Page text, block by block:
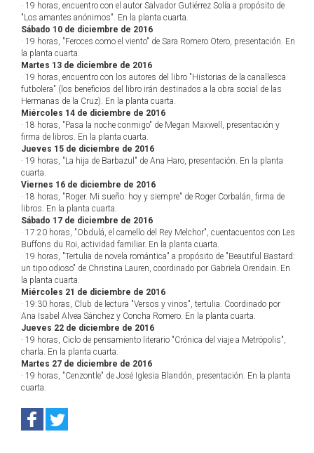
· 19 horas, encuentro con el autor Salvador Gutiérrez Solía a propósito de
"Los amantes anónimos". En la planta cuarta.
Sábado 10 de diciembre de 2016
· 19 horas, "Feroces como el viento" de Sara Romero Otero, presentación. En
la planta cuarta.
Martes 13 de diciembre de 2016
· 19 horas, encuentro con los autores del libro "Historias de la canallesca
futbolera" (los beneficios del libro irán destinados a la obra social de las
Hermanas de la Cruz). En la planta cuarta.
Miércoles 14 de diciembre de 2016
· 18 horas, "Pasa la noche conmigo" de Megan Maxwell, presentación y
firma de libros. En la planta cuarta.
Jueves 15 de diciembre de 2016
· 19 horas, "La hija de Barbazul" de Ana Haro, presentación. En la planta
cuarta.
Viernes 16 de diciembre de 2016
· 18 horas, "Roger. Mi sueño: hoy y siempre" de Roger Corbalán, firma de
libros. En la planta cuarta.
Sábado 17 de diciembre de 2016
· 17:20 horas, "Obdulá, el camello del Rey Melchor", cuentacuentos con Les
Buffons du Roi, actividad familiar. En la planta cuarta.
· 19 horas, "Tertulia de novela romántica" a propósito de "Beautiful Bastard:
un tipo odioso" de Christina Lauren, coordinado por Gabriela Orendain. En
la planta cuarta.
Miércoles 21 de diciembre de 2016
· 19:30 horas, Club de lectura "Versos y vinos", tertulia. Coordinado por
Ana Isabel Alvea Sánchez y Concha Romero. En la planta cuarta.
Jueves 22 de diciembre de 2016
· 19 horas, Ciclo de pensamiento literario "Crónica del viaje a Metrópolis",
charla. En la planta cuarta.
Martes 27 de diciembre de 2016
· 19 horas, "Cenzontle" de José Iglesia Blandón, presentación. En la planta
cuarta.